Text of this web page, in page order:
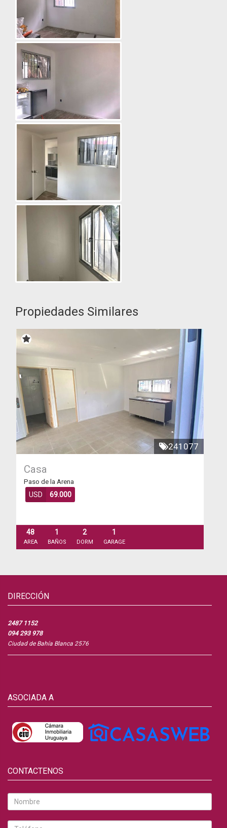
Propiedades Similares
241077
Casa
Paso de la Arena
USD 69.000
48
AREA
1
BAÑOS
2
DORM
1
GARAGE
DIRECCIÓN
2487 1152
094 293 978
Ciudad de Bahía Blanca 2576
ASOCIADA A
CONTACTENOS